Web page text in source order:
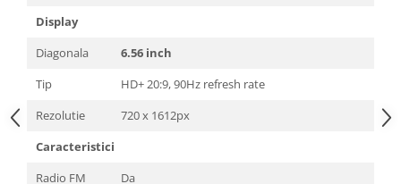
Display
Diagonala
6.56 inch
Tip
HD+ 20:9, 90Hz refresh rate
Rezolutie
720 x 1612px
Caracteristici
Radio FM
Da